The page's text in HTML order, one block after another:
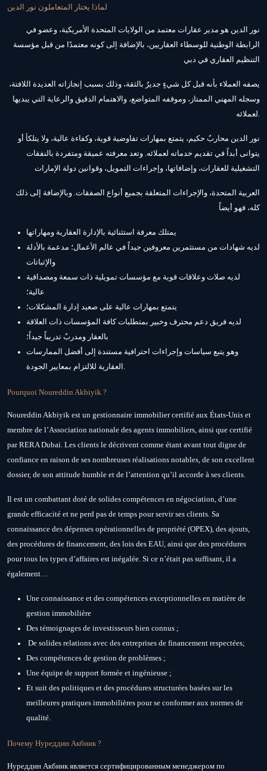
لماذا يختار المتعاملون نور الدين
نور الدين هو مدير عقارات معتمد من الولايات المتحدة الأمريكية، وعضو في
الرابطة الوطنية للوسطاء العقاريين، بالإضافة إلى كونه معتمدًا من قبل مؤسسة
التنظيم العقاري في دبي
يصفه العملاء بأنه قبل كل شيءٍ جديرٌ بالثقة، وذلك بسبب إنجازاته العديدة اللافتة،
وسجله المهني الممتاز، وموقفه المتواضع، والاهتمام الدقيق والرعاية التي يبديها
لعملائه.
نور الدين محاربٌ حكيم، يتمتع بمهارات تفاوضية قوية، وكفاءة عالية، ولا يتلكأ أو
يتوانى أبداً في تقديم خدماته لعملائه. وتعد معرفته عميقة ومتفردة بالنفقات
التشغيلية للعقارات، وإضافاتها، وإجراءات التمويل، وقوانين دولة الإمارات
العربية المتحدة، والإجراءات المتعلقة بجميع أنواع الصفقات. وبالإضافة إلى ذلك
كله، فهو أيضاً
يمتلك معرفة استثنائية بالإدارة العقارية ومهاراتها
لديه شهادات من مستثمرين معروفين جيداً في عالم الأعمال؛ مدعمة بالأدلة
والإثباتات
لديه صلات وعلاقات قوية مع مؤسسات تمويلية ذات سمعة ومصداقية
عالية؛
يتمتع بمهارات عالية على صعيد إدارة المشكلات؛
لديه فريق دعم محترف وخبير بمتطلبات كافة المؤسسات ذات العلاقة
بالعقار ومدربٌ تدريباً جيداً؛
وهو يتبع سياسات وإجراءات احترافية مستندة إلى أفضل الممارسات
العقارية للالتزام بمعايير الجودة.
Pourquoi Noureddin Akbiyik ?
Noureddin Akbiyik est un gestionnaire immobilier certifié aux États-Unis et
membre de l’Association nationale des agents immobiliers, ainsi que certifié
par RERA Dubai. Les clients le décrivent comme étant avant tout digne de
confiance en raison de ses nombreuses réalisations notables, de son excellent
dossier, de son attitude humble et de l’attention qu’il accorde à ses clients.
Il est un combattant doté de solides compétences en négociation, d’une
grande efficacité et ne perd pas de temps pour servir ses clients. Sa
connaissance des dépenses opérationnelles de propriété (OPEX), des ajouts,
des procédures de financement, des lois des EAU, ainsi que des procédures
pour tous les types d’affaires est inégalée. Si ce n’était pas suffisant, il a
également…
Une connaissance et des compétences exceptionnelles en matière de
gestion immobilière
Des témoignages de investisseurs bien connus ;
De solides relations avec des entreprises de financement respectées;
Des compétences de gestion de problèmes ;
Une équipe de support formée et ingénieuse ;
Et suit des politiques et des procédures structurées basées sur les
meilleures pratiques immobilières pour se conformer aux normes de
qualité.
Почему Нуреддин Акбиик ?
Нуреддин Акбиик является сертифицированным менеджером по